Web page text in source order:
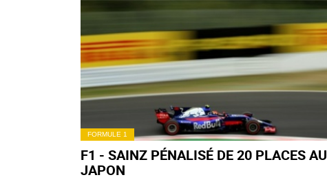
FORMULE 1
F1 - SAINZ PÉNALISÉ DE 20 PLACES AU
JAPON